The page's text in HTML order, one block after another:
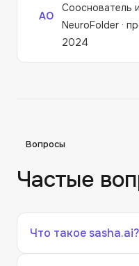
АО
Сооснователь
NeuroFolder ·
2024
Вопросы
Частые
Что такое sasha.ai?